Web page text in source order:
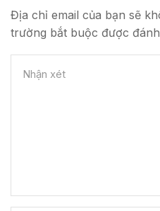
Địa chỉ email của bạn sẽ
trường bắt buộc được